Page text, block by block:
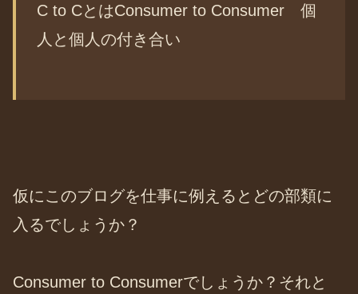
C to CとはConsumer to Consumer 個
人と個人の付き合い
仮にこのブログを仕事に例えるとどの部類に
入るでしょうか？
Consumer to Consumerでしょうか？それと